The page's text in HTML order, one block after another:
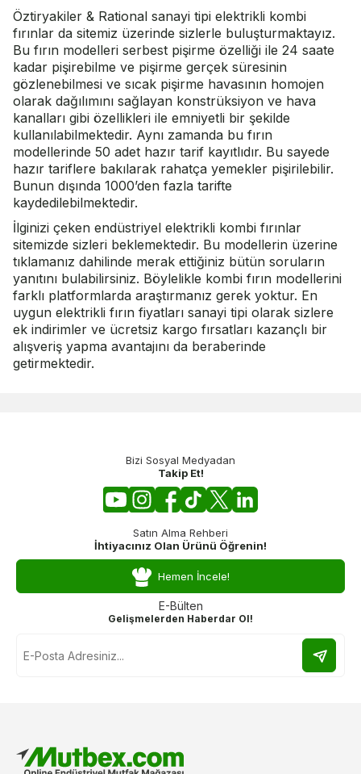
Öztiryakiler & Rational sanayi tipi elektrikli kombi
fırınlar da sitemiz üzerinde sizlerle buluşturmaktayız.
Bu fırın modelleri serbest pişirme özelliği ile 24 saate
kadar pişirebilme ve pişirme gerçek süresinin
gözlenebilmesi ve sıcak pişirme havasının homojen
olarak dağılımını sağlayan konstrüksiyon ve hava
kanalları gibi özellikleri ile emniyetli bir şekilde
kullanılabilmektedir. Aynı zamanda bu fırın
modellerinde 50 adet hazır tarif kayıtlıdır. Bu sayede
hazır tariflere bakılarak rahatça yemekler pişirilebilir.
Bunun dışında 1000’den fazla tarifte
kaydedilebilmektedir.
İlginizi çeken endüstriyel elektrikli kombi fırınlar
sitemizde sizleri beklemektedir. Bu modellerin üzerine
tıklamanız dahilinde merak ettiğiniz bütün soruların
yanıtını bulabilirsiniz. Böylelikle kombi fırın modellerini
farklı platformlarda araştırmanız gerek yoktur. En
uygun elektrikli fırın fiyatları sanayi tipi olarak sizlere
ek indirimler ve ücretsiz kargo fırsatları kazançlı bir
alışveriş yapma avantajını da beraberinde
getirmektedir.
Bizi Sosyal Medyadan
Takip Et!
Satın Alma Rehberi
İhtiyacınız Olan Ürünü Öğrenin!
Hemen İncele!
E-Bülten
Gelişmelerden Haberdar Ol!